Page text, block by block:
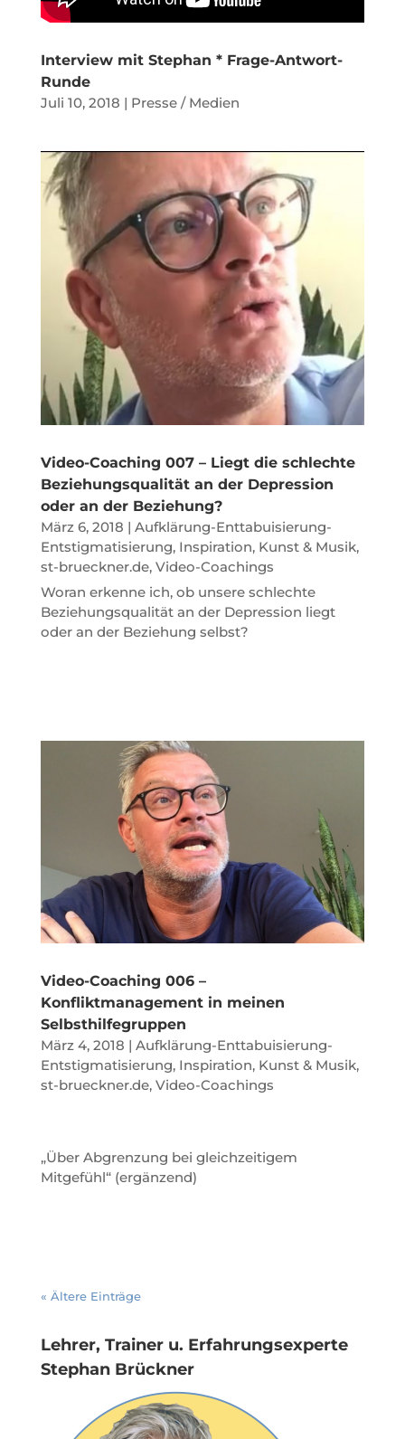
Interview mit Stephan * Frage-Antwort-
Runde
Juli 10, 2018 | Presse / Medien
Video-Coaching 007 – Liegt die schlechte
Beziehungsqualität an der Depression
oder an der Beziehung?
März 6, 2018 | Aufklärung-Enttabuisierung-
Entstigmatisierung, Inspiration, Kunst & Musik,
st-brueckner.de, Video-Coachings
Woran erkenne ich, ob unsere schlechte
Beziehungsqualität an der Depression liegt
oder an der Beziehung selbst?
Video-Coaching 006 –
Konfliktmanagement in meinen
Selbsthilfegruppen
März 4, 2018 | Aufklärung-Enttabuisierung-
Entstigmatisierung, Inspiration, Kunst & Musik,
st-brueckner.de, Video-Coachings
„Über Abgrenzung bei gleichzeitigem
Mitgefühl“ (ergänzend)
« Ältere Einträge
Lehrer, Trainer u. Erfahrungsexperte
Stephan Brückner